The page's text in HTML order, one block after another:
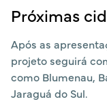
Próximas
Após as
projeto seguirá
como Blumenau,
Jaraguá do Sul.